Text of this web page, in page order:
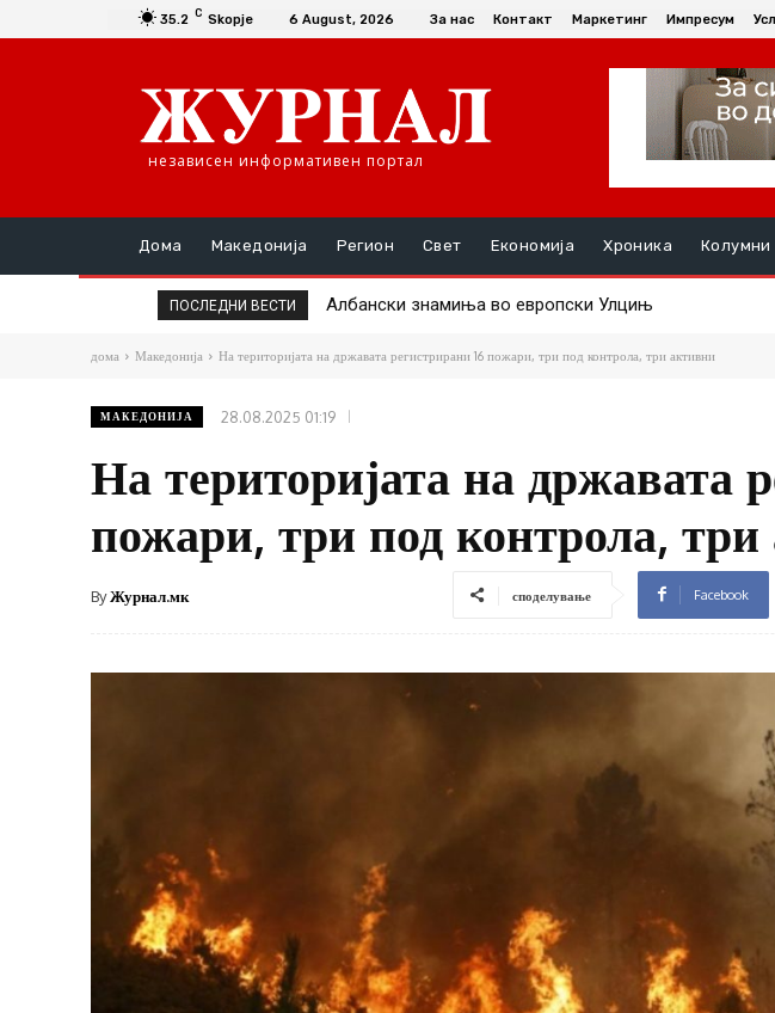
35.2 C Skopje 6 August, 2026 За нас Контакт Маркетинг Импресум
независен информативен портал
Дома Македонија Регион Свет Економија Хроника Колумни
ПОСЛЕДНИ ВЕСТИ Aлбански знамиња во европски Улцињ
Долга е раката на Грција: Грчка партија спречи во
дома Македонија На територијата на државата регистрирани 16 пожари, три под контрола, три активни
МАКЕДОНИЈА 28.08.2025 01:19
На територијата на државата
пожари, три под контрола,
ByЖурнал.мк споделување Facebook